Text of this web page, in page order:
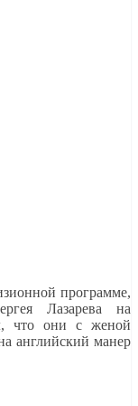
программе,
Лазарева на
что они с женой
английский манер